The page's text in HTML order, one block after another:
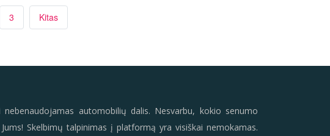
3 Kitas
automobilių dalis. Nesvarbu, kokio senumo
Skelbimų talpinimas į platformą yra visiškai nemokamas.